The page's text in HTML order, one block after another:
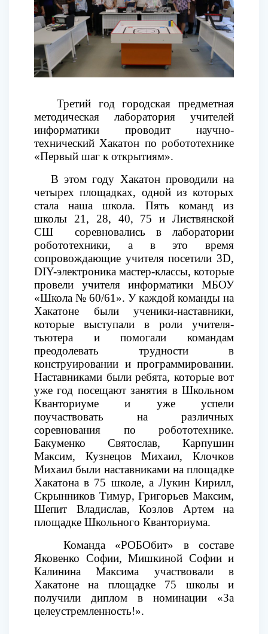
Третий год городская предметная
методическая лаборатория учителей
информатики проводит научно-
технический Хакатон по робототехнике
«Первый шаг к открытиям».
В этом году Хакатон проводили на
четырех площадках, одной из которых
стала наша школа. Пять команд из
школы 21, 28, 40, 75 и Листвянской
СШ соревновались в лаборатории
робототехники, а в это время
сопровождающие учителя посетили 3D,
DIY-электроника мастер-классы, которые
провели учителя информатики МБОУ
«Школа № 60/61». У каждой команды на
Хакатоне были ученики-наставники,
которые выступали в роли учителя-
тьютера и помогали командам
преодолевать трудности в
конструировании и программировании.
Наставниками были ребята, которые вот
уже год посещают занятия в Школьном
Кванториуме и уже успели
поучаствовать на различных
соревнования по робототехнике.
Бакуменко Святослав, Карпушин
Максим, Кузнецов Михаил,Клочков
Михаил были наставниками на площадке
Хакатона в 75 школе, а Лукин Кирилл,
Скрынников Тимур,Григорьев Максим,
Шепит Владислав, Козлов Артем на
площадке Школьного Кванториума.
Команда «РОБОбит» в составе
Яковенко Софии, Мишкиной Софии и
Калинина Максима участвовали в
Хакатоне на площадке 75 школы и
получили диплом в номинации «За
целеустремленность!».